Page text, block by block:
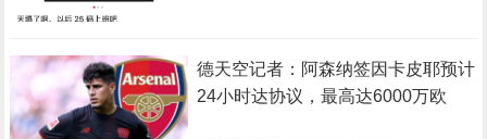
德天空记者：阿森纳签因卡皮耶预计
24小时达协议，最高达6000万欧